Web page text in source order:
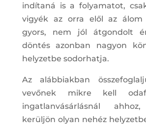
indítaná is a folyamatot,
vigyék az orra elől az
gyors, nem jól átgondolt
döntés azonban nagyon
helyzetbe sodorhatja.
Az alábbiakban
vevőnek mikre kell
ingatlanvásárlásnál
kerüljön olyan nehéz